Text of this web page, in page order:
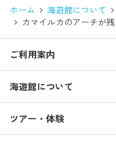
ホーム 海遊館について
カマイルカのアーチが
ご利用案内
入館料・その他チケッ
交通アクセス・駐車場
海遊館について
特別企画展
ツアー・体験